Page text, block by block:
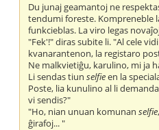
Du junaj geamantoj ne
tendumi foreste. Kompreneble
funkcieblas. La viro legas
"Fek'!" diras subite li. "Al cele
kvanarantenon, la registaro
Ne malkvietiĝu, karulino, mi ja
Li sendas tiunselfieen la
Poste, lia kunulino al li
vi sendis?"
"Ho, nian unuan komunanselfie
ĝirafoj... "